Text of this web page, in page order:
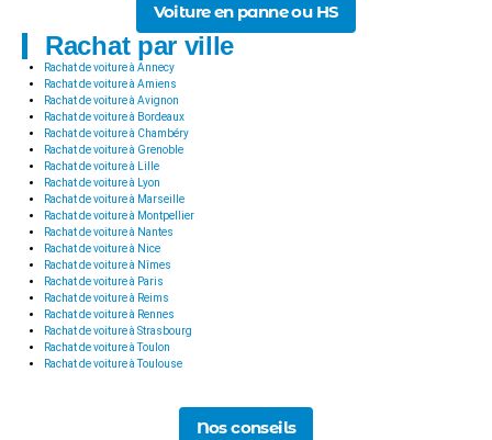
Voiture en panne ou HS
Rachat par ville
Rachat de voiture à Annecy
Rachat de voiture à Amiens
Rachat de voiture à Avignon
Rachat de voiture à Bordeaux
Rachat de voiture à Chambéry
Rachat de voiture à Grenoble
Rachat de voiture à Lille
Rachat de voiture à Lyon
Rachat de voiture à Marseille
Rachat de voiture à Montpellier
Rachat de voiture à Nantes
Rachat de voiture à Nice
Rachat de voiture à Nîmes
Rachat de voiture à Paris
Rachat de voiture à Reims
Rachat de voiture à Rennes
Rachat de voiture à Strasbourg
Rachat de voiture à Toulon
Rachat de voiture à Toulouse
Nos conseils